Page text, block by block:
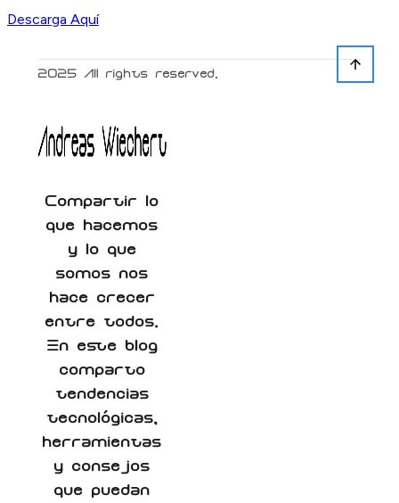
Descarga Aquí
Compartir lo
que hacemos
y lo que
somos nos
hace crecer
entre todos.
En este blog
comparto
tendencias
tecnológicas,
herramientas
y consejos
que puedan
2025 All rights reserved.